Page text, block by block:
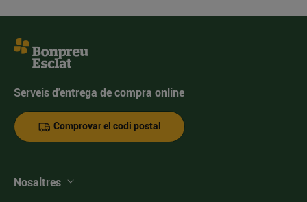
Serveis d'entrega de compra online
Comprovar el codi postal
Nosaltres